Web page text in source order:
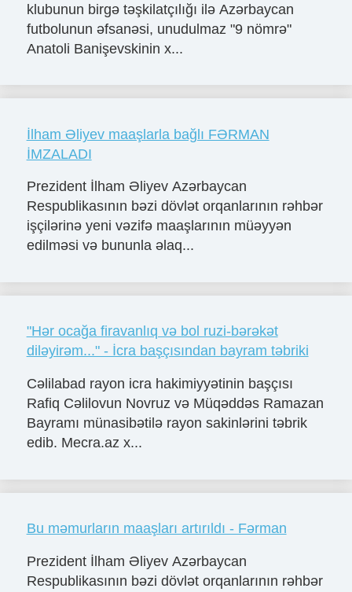
klubunun birgə təşkilatçılığı ilə Azərbaycan
futbolunun əfsanəsi, unudulmaz "9 nömrə"
Anatoli Banişevskinin x...
İlham Əliyev maaşlarla bağlı FƏRMAN
İMZALADI
Prezident İlham Əliyev Azərbaycan
Respublikasının bəzi dövlət orqanlarının rəhbər
işçilərinə yeni vəzifə maaşlarının müəyyən
edilməsi və bununla əlaq...
"Hər ocağa firavanlıq və bol ruzi-bərəkət
diləyirəm..." - İcra başçısından bayram təbriki
Cəlilabad rayon icra hakimiyyətinin başçısı
Rafiq Cəlilovun Novruz və Müqəddəs Ramazan
Bayramı münasibətilə rayon sakinlərini təbrik
edib. Mecra.az x...
Bu məmurların maaşları artırıldı - Fərman
Prezident İlham Əliyev Azərbaycan
Respublikasının bəzi dövlət orqanlarının rəhbər